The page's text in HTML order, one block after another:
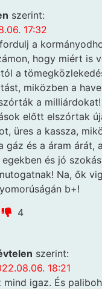
szerint:
17:32
a
hogy miért is
a
miközben a
a
előtt elszórtak
üres a kassza,
gáz és a áram árát,
és jó
Na, ők
b+!
4
szerint:
18:21
mind igaz. És